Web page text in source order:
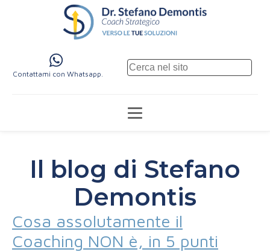
Contattami con Whatsapp.
Il blog di Stefano
Demontis
Cosa assolutamente il
Coaching NON è, in 5 punti